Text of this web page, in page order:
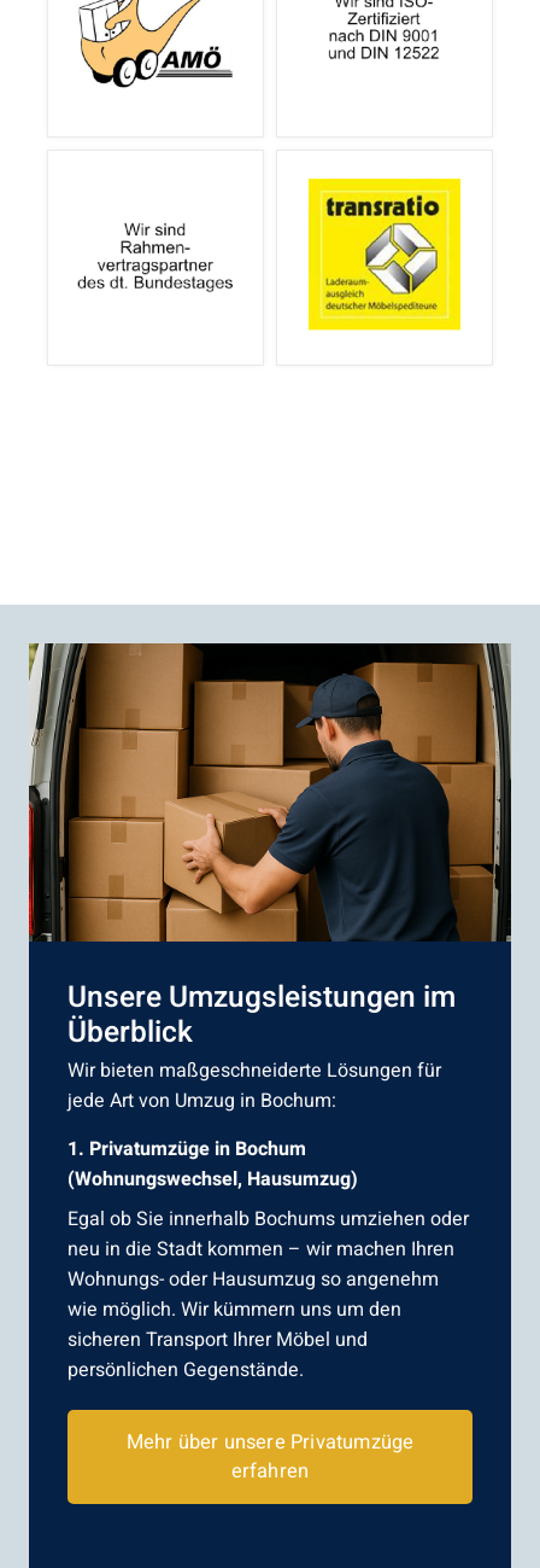
Unsere Umzugsleistungen im
Überblick
Wir bieten maßgeschneiderte Lösungen für
jede Art von Umzug in Bochum:
1. Privatumzüge in Bochum
(Wohnungswechsel, Hausumzug)
Egal ob Sie innerhalb Bochums umziehen oder
neu in die Stadt kommen – wir machen Ihren
Wohnungs- oder Hausumzug so angenehm
wie möglich. Wir kümmern uns um den
sicheren Transport Ihrer Möbel und
persönlichen Gegenstände.
Mehr über unsere Privatumzüge
erfahren